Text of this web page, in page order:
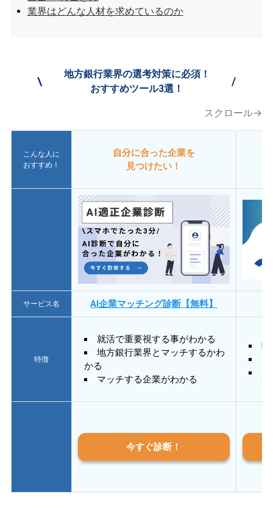
業界はどんな人材を求めているのか
\
地方銀行業界の選考対策に必須！
おすすめツール3選！
/
スクロール→
こんな人に
おすすめ！
自分に合った企業を
見つけたい！
サービス名 AI企業マッチング診断【無料】
特徴
就活で重要視する事がわかる
地方銀行業界とマッチするかわ
かる
マッチする企業がわかる
質
今すぐ診断！